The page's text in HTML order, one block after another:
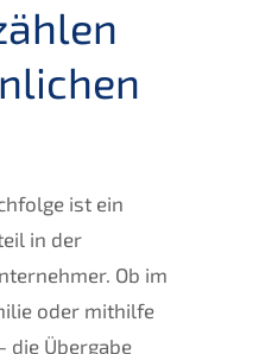
ist ein
in der
Ob im
oder mithilfe
die Übergabe